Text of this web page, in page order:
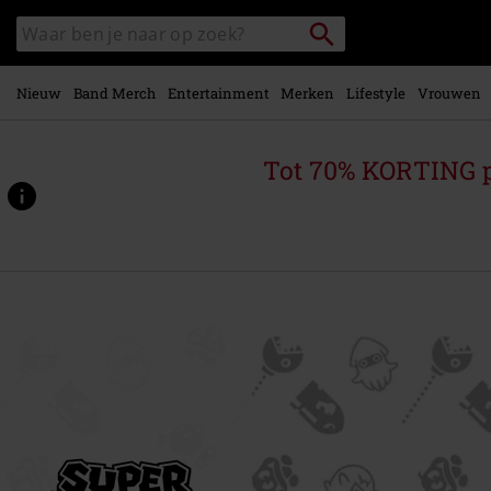
naar
hoofdinhoud
Zoek
in
catalogus
Packstation
zoeken
Nieuw Band Merch Entertainment Merken Lifestyle Vrouwen
Tot 70% KORTING